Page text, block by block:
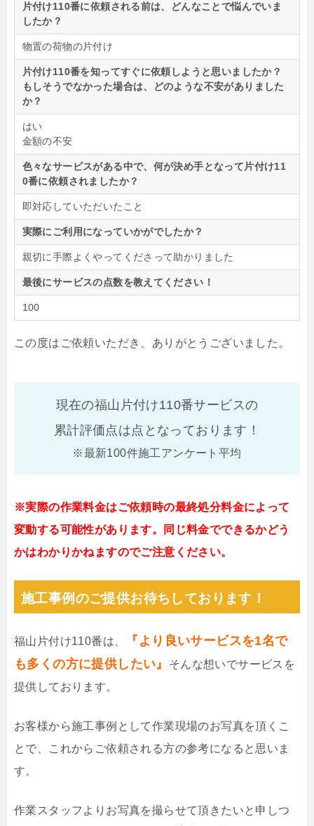
片付け110番に依頼される前は、どんなことで悩んでいま
したか？
物置の荷物の片付け
片付け110番を知ってすぐに依頼しようと思いましたか？
もしそうでなかった場合は、どのような不安がありました
か？
はい
金額の不安
色々なサービスがある中で、何が決め手となって片付け11
0番に依頼されましたか？
即対応していただいたこと
実際にご利用になっていかがでしたか？
親切に手際よくやってくださって助かりました
最後にサービスの点数を教えてください！
100
この度はご依頼いただき、ありがとうございました。
現在の福山片付け110番サービスの
累計評価点は点となっております！
※最新100件施工アンケート平均
※実際の作業料金はご依頼時の最終処分料金によって
変動する可能性があります。同じ料金でできるかどう
かはわかりかねますのでご注意ください。
施工事例のご提供お待ちしております！
福山片付け110番は、
『より良いサービスを1名で
も多くの方に提供したい』
そんな想いでサービスを
提供しております。
お客様から施工事例として作業現場のお写真を頂くこ
とで、これからご依頼される方の参考になると思いま
す。
作業スタッフよりお写真を撮らせて頂きたいと申しつ